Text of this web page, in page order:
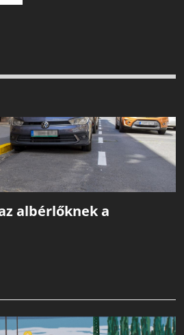
albérlőknek a